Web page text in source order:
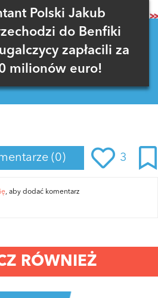
Polski Jakub
do Benfiki
zapłacili za
milionów euro!
(0) 3
, aby dodać komentarz
RÓWNIEŻ